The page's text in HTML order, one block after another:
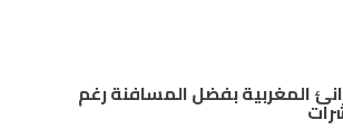
المغربية بفضل المسافنة رغم